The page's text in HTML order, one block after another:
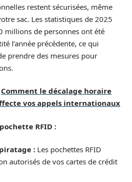
restent sécurisées, même
sac. Les statistiques de 2025
millions de personnes ont été
l’année précédente, ce qui
prendre des mesures pour
Comment le décalage horaire
vos appels internationaux
RFID :
: Les pochettes RFID
autorisés de vos cartes de crédit